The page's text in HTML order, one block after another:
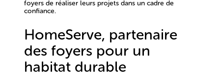
foyers de réaliser leurs projets dans un cadre de
confiance.
HomeServe, partenaire
des foyers pour un
habitat durable